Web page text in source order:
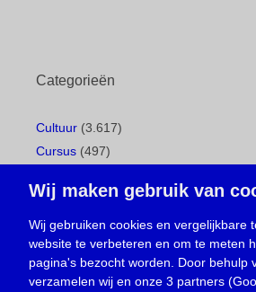
Categorieën
Cultuur (3.617)
Cursus (497)
Gemeentepagina(104)
Ingezonden brief(538)
Media(156)
Nieuws (23.329)
Wij maken gebruik van
Wij gebruiken cookies en vergelijkbare
website te verbeteren en om te meten
pagina's bezocht worden. Door behulp
verzamelen wij en onze 3 partners